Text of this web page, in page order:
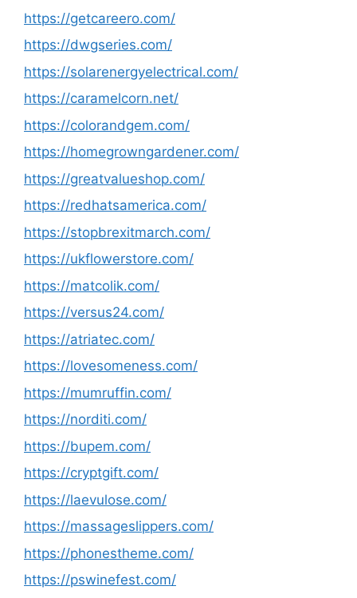
https://getcareero.com/
https://dwgseries.com/
https://solarenergyelectrical.com/
https://caramelcorn.net/
https://colorandgem.com/
https://homegrowngardener.com/
https://greatvalueshop.com/
https://redhatsamerica.com/
https://stopbrexitmarch.com/
https://ukflowerstore.com/
https://matcolik.com/
https://versus24.com/
https://atriatec.com/
https://lovesomeness.com/
https://mumruffin.com/
https://norditi.com/
https://bupem.com/
https://cryptgift.com/
https://laevulose.com/
https://massageslippers.com/
https://phonestheme.com/
https://pswinefest.com/